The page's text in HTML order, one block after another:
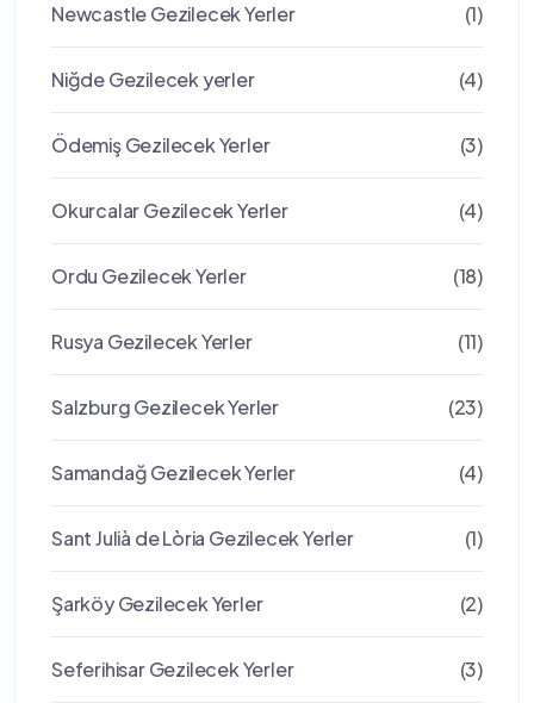
Newcastle Gezilecek Yerler (1)
Niğde Gezilecek yerler (4)
Ödemiş Gezilecek Yerler (3)
Okurcalar Gezilecek Yerler (4)
Ordu Gezilecek Yerler (18)
Rusya Gezilecek Yerler (11)
Salzburg Gezilecek Yerler (23)
Samandağ Gezilecek Yerler (4)
Sant Julià de Lòria Gezilecek Yerler (1)
Şarköy Gezilecek Yerler (2)
Seferihisar Gezilecek Yerler (3)